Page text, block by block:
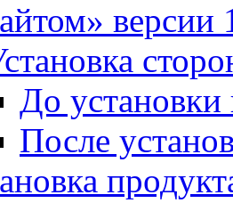
До установки
После